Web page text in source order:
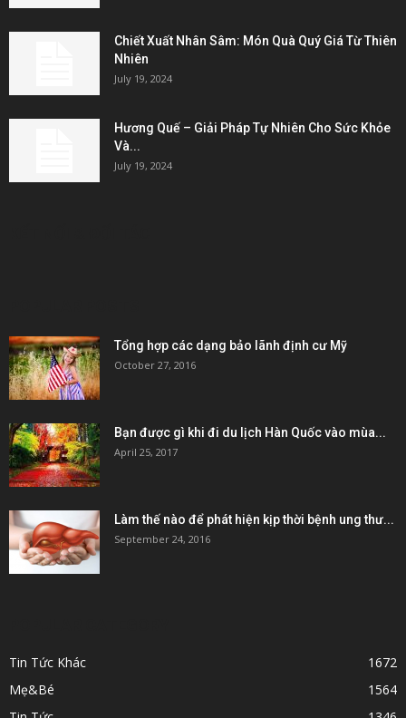
Chiết Xuất Nhân Sâm: Món Quà Quý Giá Từ Thiên
Nhiên
July 19, 2024
Hương Quế – Giải Pháp Tự Nhiên Cho Sức Khỏe
Và...
July 19, 2024
Tổng hợp các dạng bảo lãnh định cư Mỹ
October 27, 2016
Bạn được gì khi đi du lịch Hàn Quốc vào mùa...
April 25, 2017
Làm thế nào để phát hiện kịp thời bệnh ung thư...
September 24, 2016
Tin Tức Khác
1672
Mẹ&Bé
1564